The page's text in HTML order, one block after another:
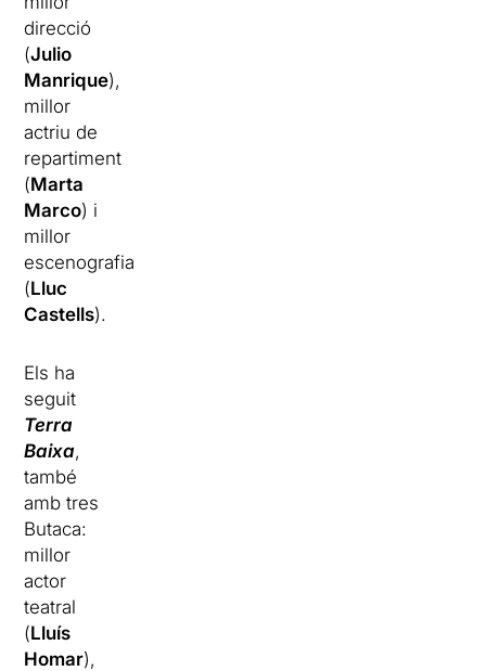
direcció
(Julio
Manrique),
millor
actriu de
repartiment
(Marta
Marco) i
millor
escenografia
(Lluc
Castells).
Els ha
seguit
Terra
Baixa,
també
amb tres
Butaca:
millor
actor
teatral
(Lluís
Homar),